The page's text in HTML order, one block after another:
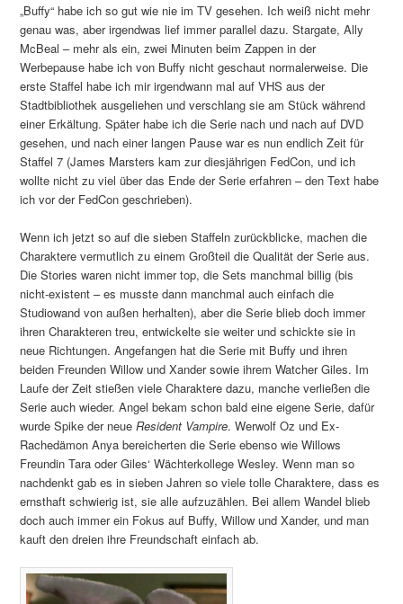
„Buffy“ habe ich so gut wie nie im TV gesehen. Ich weiß nicht mehr
genau was, aber irgendwas lief immer parallel dazu. Stargate, Ally
McBeal – mehr als ein, zwei Minuten beim Zappen in der
Werbepause habe ich von Buffy nicht geschaut normalerweise. Die
erste Staffel habe ich mir irgendwann mal auf VHS aus der
Stadtbibliothek ausgeliehen und verschlang sie am Stück während
einer Erkältung. Später habe ich die Serie nach und nach auf DVD
gesehen, und nach einer langen Pause war es nun endlich Zeit für
Staffel 7 (James Marsters kam zur diesjährigen FedCon, und ich
wollte nicht zu viel über das Ende der Serie erfahren – den Text habe
ich vor der FedCon geschrieben).
Wenn ich jetzt so auf die sieben Staffeln zurückblicke, machen die
Charaktere vermutlich zu einem Großteil die Qualität der Serie aus.
Die Stories waren nicht immer top, die Sets manchmal billig (bis
nicht-existent – es musste dann manchmal auch einfach die
Studiowand von außen herhalten), aber die Serie blieb doch immer
ihren Charakteren treu, entwickelte sie weiter und schickte sie in
neue Richtungen. Angefangen hat die Serie mit Buffy und ihren
beiden Freunden Willow und Xander sowie ihrem Watcher Giles. Im
Laufe der Zeit stießen viele Charaktere dazu, manche verließen die
Serie auch wieder. Angel bekam schon bald eine eigene Serie, dafür
wurde Spike der neueResident Vampire. Werwolf Oz und Ex-
Rachedämon Anya bereicherten die Serie ebenso wie Willows
Freundin Tara oder Giles‘ Wächterkollege Wesley. Wenn man so
nachdenkt gab es in sieben Jahren so viele tolle Charaktere, dass es
ernsthaft schwierig ist, sie alle aufzuzählen. Bei allem Wandel blieb
doch auch immer ein Fokus auf Buffy, Willow und Xander, und man
kauft den dreien ihre Freundschaft einfach ab.